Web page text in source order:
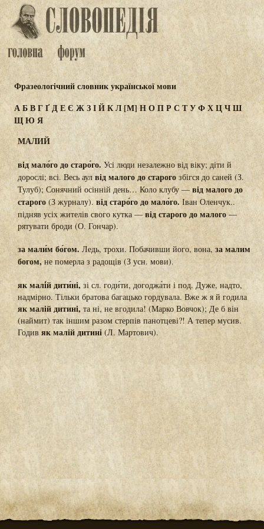
Фразеологічний словник української мови
АБВГҐДЕЄ ЖЗІЙКЛ[М] НОПР С ТУФХЦЧШ
ЩЮ Я
МАЛИЙ
від мало́го до старо́го. Усі люди незалежно від віку; діти й
дорослі; всі. Весь аулвід малого до старого збігся до саней (З.
Тулуб); Сонячний осінній день… Коло клубу — від малого до
старого (З журналу). від старо́го до мало́го. Іван Оленчук..
підняв усіх жителів свого кутка — від старого до малого—
рятувати броди (О. Гончар).
за мали́м бо́гом. Ледь, трохи. Побачивши його, вона, за малим
богом,не померла з радощів (З усн. мови).
як малі́й дити́ні, зі сл. годи́ти, догоджа́ти і под. Дуже, надто,
надмірно. Тільки братова багацько гордувала. Вже ж я й годила
як малій дитині, та ні, не вгодила! (Марко Вовчок); Де б він
(наймит) так іншим разом стерпів панотцеві?! А тепер мусив.
Годив як малій дитині (Л. Мартович).